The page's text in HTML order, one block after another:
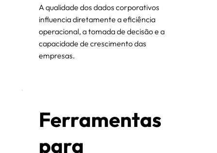
A qualidade dos dados corporativos
influencia diretamente a eficiência
operacional, a tomada de decisão e a
capacidade de crescimento das
empresas.
Ferramentas
para